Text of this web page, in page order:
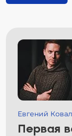
Евгений
Первая